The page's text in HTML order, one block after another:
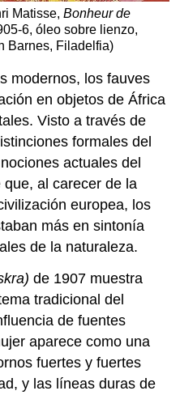
Matisse, Bonheur de
6, óleo sobre lienzo,
Barnes, Filadelfia)
modernos, los fauves
en objetos de África
Visto a través de
formales del
actuales del
al carecer de la
europea, los
más en sintonía
de la naturaleza.
de 1907 muestra
tradicional del
de fuentes
aparece como una
fuertes y fuertes
y las líneas duras de